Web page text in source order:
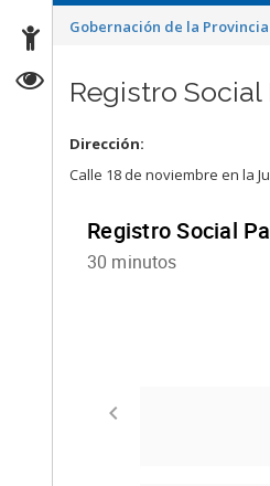
Gobernación de la
Registro
Dirección:
Calle 18 de noviembre en la